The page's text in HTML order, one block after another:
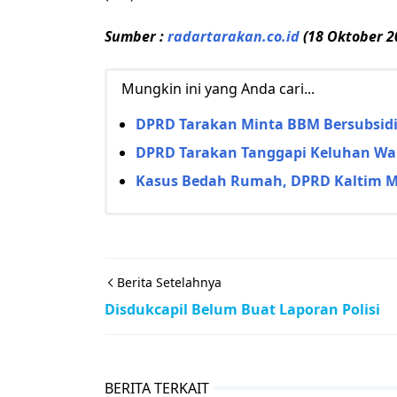
Sumber :radartarakan.co.id(18 Oktober
Mungkin ini yang Anda cari...
DPRD Tarakan Minta BBM
DPRD Tarakan Tanggapi Keluhan
Kasus Bedah Rumah, DPRD Kaltim
Berita Setelahnya
Disdukcapil Belum Buat Laporan Polisi
BERITA TERKAIT